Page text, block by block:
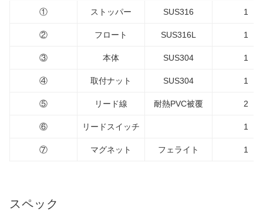
① ストッパー SUS316 1
② フロート SUS316L 1
③ 本体 SUS304 1
④ 取付ナット SUS304 1
⑤ リード線 耐熱PVC被覆 2
⑥ リードスイッチ 1
⑦ マグネット フェライト 1
スペック